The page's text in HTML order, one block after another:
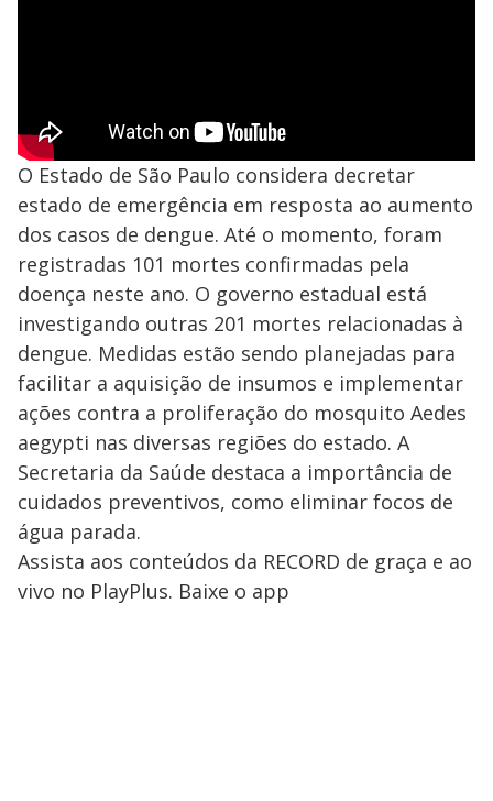
O Estado de São Paulo considera decretar
estado de emergência em resposta ao aumento
dos casos de dengue. Até o momento, foram
registradas 101 mortes confirmadas pela
doença neste ano. O governo estadual está
investigando outras 201 mortes relacionadas à
dengue. Medidas estão sendo planejadas para
facilitar a aquisição de insumos e implementar
ações contra a proliferação do mosquito Aedes
aegypti nas diversas regiões do estado. A
Secretaria da Saúde destaca a importância de
cuidados preventivos, como eliminar focos de
água parada.
Assista aos conteúdos da RECORD de graça e ao
vivo no PlayPlus. Baixe o app